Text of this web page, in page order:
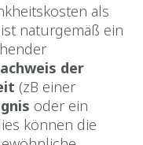
als
naturgemäß ein
der
(zB einer
oder ein
können die